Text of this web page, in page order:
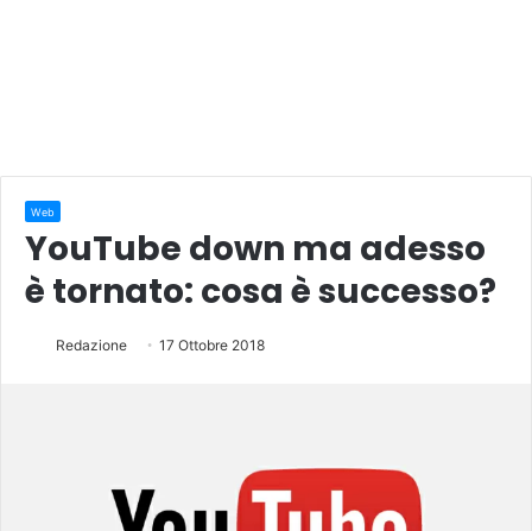
Web
YouTube down ma adesso
è tornato: cosa è successo?
Redazione 17 Ottobre 2018